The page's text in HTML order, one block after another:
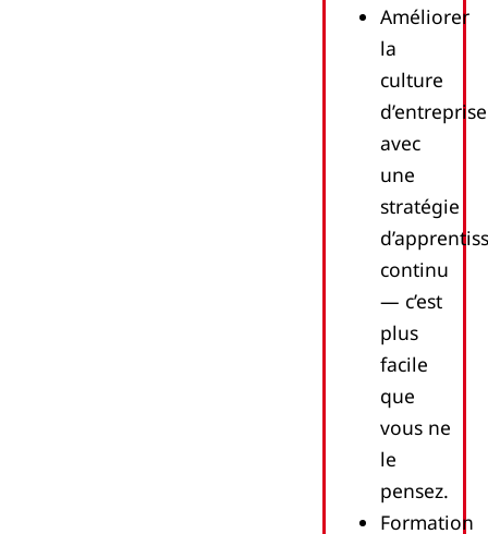
Améliorer
la
culture
d’entreprise
avec
une
stratégie
continu
— c’est
plus
facile
que
vous ne
le
pensez.
Formation